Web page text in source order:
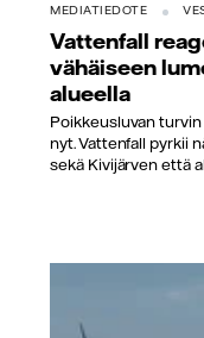
MEDIATIEDOTE
Vattenfall
vähäiseen
alueella
Poikkeusluvan
nyt. Vattenfall pyrkii
sekä Kivijärven että